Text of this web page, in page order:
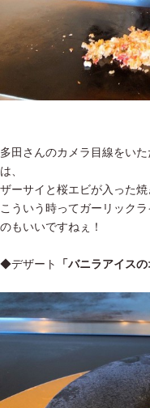
多田さんのカメラ目線をい
は、
ザーサイと桜エビが入った焼
こういう時ってガーリック
のもいいですねぇ！
◆デザート 「バニラアイス